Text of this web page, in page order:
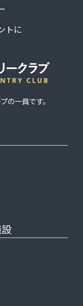
トに
の一員です。